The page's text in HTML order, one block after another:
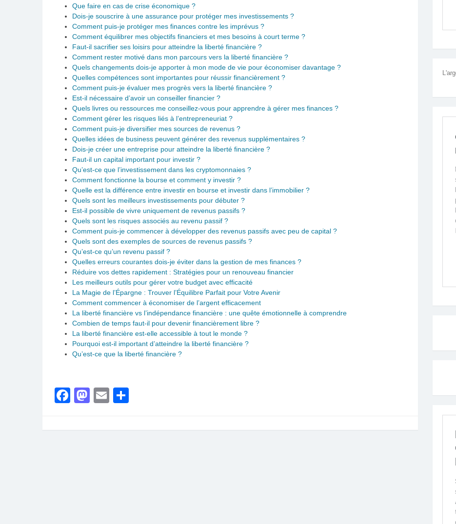
Que faire en cas de crise économique ?
Dois-je souscrire à une assurance pour protéger mes investissements ?
Comment puis-je protéger mes finances contre les imprévus ?
Comment équilibrer mes objectifs financiers et mes besoins à court terme ?
Faut-il sacrifier ses loisirs pour atteindre la liberté financière ?
Comment rester motivé dans mon parcours vers la liberté financière ?
Quels changements dois-je apporter à mon mode de vie pour économiser davantage ?
Quelles compétences sont importantes pour réussir financièrement ?
Comment puis-je évaluer mes progrès vers la liberté financière ?
Est-il nécessaire d’avoir un conseiller financier ?
Quels livres ou ressources me conseillez-vous pour apprendre à gérer mes finances ?
Comment gérer les risques liés à l’entrepreneuriat ?
Comment puis-je diversifier mes sources de revenus ?
Quelles idées de business peuvent générer des revenus supplémentaires ?
Dois-je créer une entreprise pour atteindre la liberté financière ?
Faut-il un capital important pour investir ?
Qu’est-ce que l’investissement dans les cryptomonnaies ?
Comment fonctionne la bourse et comment y investir ?
Quelle est la différence entre investir en bourse et investir dans l’immobilier ?
Quels sont les meilleurs investissements pour débuter ?
Est-il possible de vivre uniquement de revenus passifs ?
Quels sont les risques associés au revenu passif ?
Comment puis-je commencer à développer des revenus passifs avec peu de capital ?
Quels sont des exemples de sources de revenus passifs ?
Qu’est-ce qu’un revenu passif ?
Quelles erreurs courantes dois-je éviter dans la gestion de mes finances ?
Réduire vos dettes rapidement : Stratégies pour un renouveau financier
Les meilleurs outils pour gérer votre budget avec efficacité
La Magie de l’Épargne : Trouver l’Équilibre Parfait pour Votre Avenir
Comment commencer à économiser de l’argent efficacement
La liberté financière vs l’indépendance financière : une quête émotionnelle à comprendre
Combien de temps faut-il pour devenir financièrement libre ?
La liberté financière est-elle accessible à tout le monde ?
Pourquoi est-il important d’atteindre la liberté financière ?
Qu’est-ce que la liberté financière ?
Facebook
Mastodon
Email